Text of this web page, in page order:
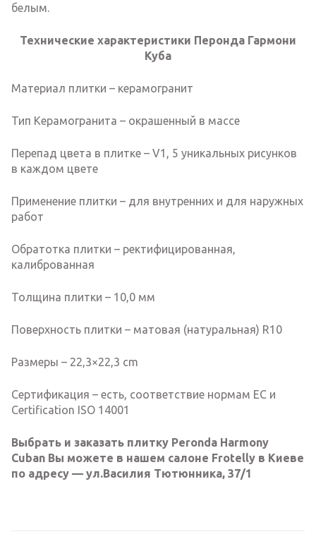
белым.
Технические характеристики Перонда Гармони
Куба
Материал плитки – керамогранит
Тип Керамогранита – окрашенный в массе
Перепад цвета в плитке – V1, 5 уникальных рисунков
в каждом цвете
Применение плитки – для внутренних и для наружных
работ
Обратотка плитки – ректифицированная,
калиброванная
Толщина плитки – 10,0 мм
Поверхность плитки – матовая (натуральная) R10
Размеры – 22,3×22,3 cm
Сертификация – есть, соответствие нормам EC и
Certification ISO 14001
Выбрать и заказать плитку Peronda Harmony
Cuban Вы можете в нашем салоне Frotelly в Киеве
по адресу — ул.Василия Тютюнника, 37/1